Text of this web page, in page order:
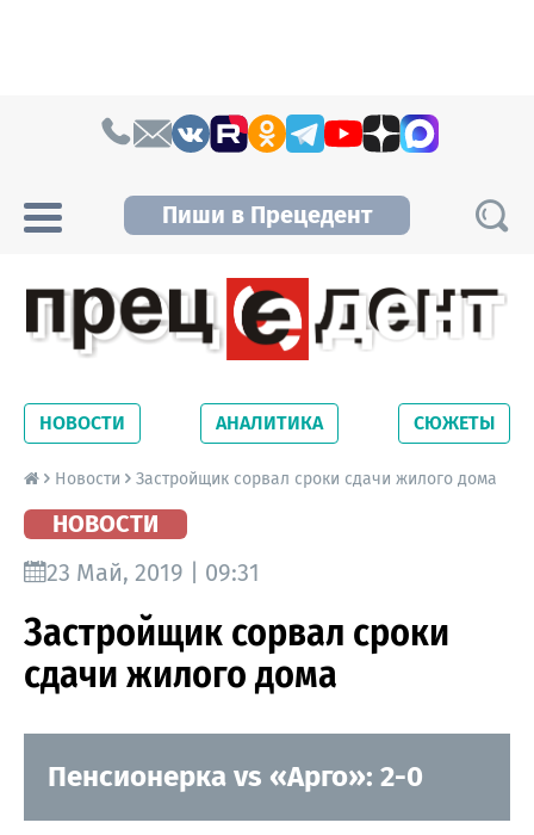
Пиши в Прецедент
Новосибирской области. Читайте свежие
новости на сайте сетевого издания
Precedent.
НОВОСТИ АНАЛИТИКА СЮЖЕТЫ
Новости Застройщик сорвал сроки сдачи жилого дома
НОВОСТИ
23 Май, 2019 | 09:31
Застройщик сорвал сроки
сдачи жилого дома
Пенсионерка vs «Арго»: 2-0